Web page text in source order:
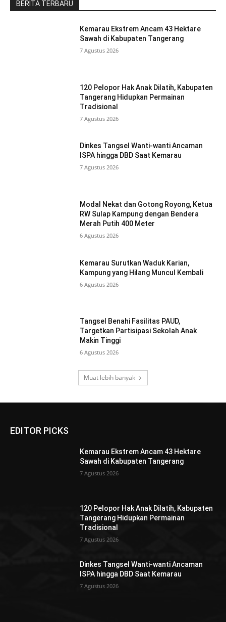
BERITA TERBARU
Kemarau Ekstrem Ancam 43 Hektare
Sawah di Kabupaten Tangerang
7 Agustus 2026
120 Pelopor Hak Anak Dilatih, Kabupaten
Tangerang Hidupkan Permainan
Tradisional
7 Agustus 2026
Dinkes Tangsel Wanti-wanti Ancaman
ISPA hingga DBD Saat Kemarau
7 Agustus 2026
Modal Nekat dan Gotong Royong, Ketua
RW Sulap Kampung dengan Bendera
Merah Putih 400 Meter
6 Agustus 2026
Kemarau Surutkan Waduk Karian,
Kampung yang Hilang Muncul Kembali
6 Agustus 2026
Tangsel Benahi Fasilitas PAUD,
Targetkan Partisipasi Sekolah Anak
Makin Tinggi
6 Agustus 2026
Muat lebih banyak
EDITOR PICKS
Kemarau Ekstrem Ancam 43 Hektare
Sawah di Kabupaten Tangerang
7 Agustus 2026
120 Pelopor Hak Anak Dilatih, Kabupaten
Tangerang Hidupkan Permainan
Tradisional
7 Agustus 2026
Dinkes Tangsel Wanti-wanti Ancaman
ISPA hingga DBD Saat Kemarau
7 Agustus 2026